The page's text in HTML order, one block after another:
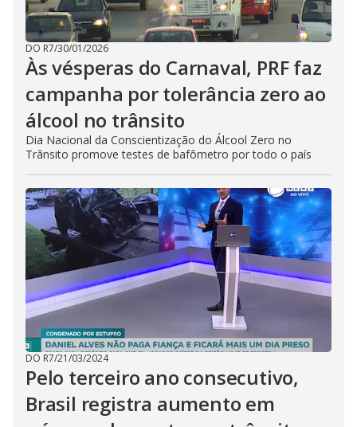
DO R7/30/01/2026
Às vésperas do Carnaval, PRF faz
campanha por tolerância zero ao
álcool no trânsito
Dia Nacional da Conscientização do Álcool Zero no
Trânsito promove testes de bafômetro por todo o país
DO R7/21/03/2024
Pelo terceiro ano consecutivo,
Brasil registra aumento em